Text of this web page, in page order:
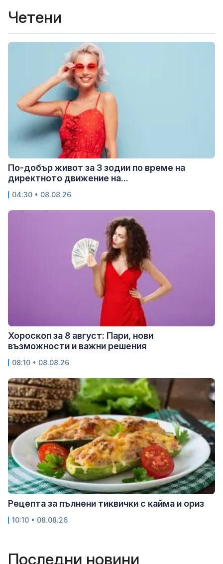
Четени
По-добър живот за 3 зодии по време на
директното движение на...
04:30 • 08.08.26
Хороскоп за 8 август: Пари, нови
възможности и важни решения
08:10 • 08.08.26
Рецепта за пълнени тиквички с кайма и ориз
10:10 • 08.08.26
Последни новини